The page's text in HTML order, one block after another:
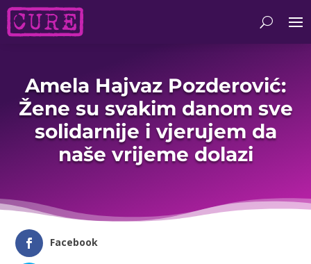
Amela Hajvaz Pozderović:
Žene su svakim danom sve
solidarnije i vjerujem da
naše vrijeme dolazi
Facebook